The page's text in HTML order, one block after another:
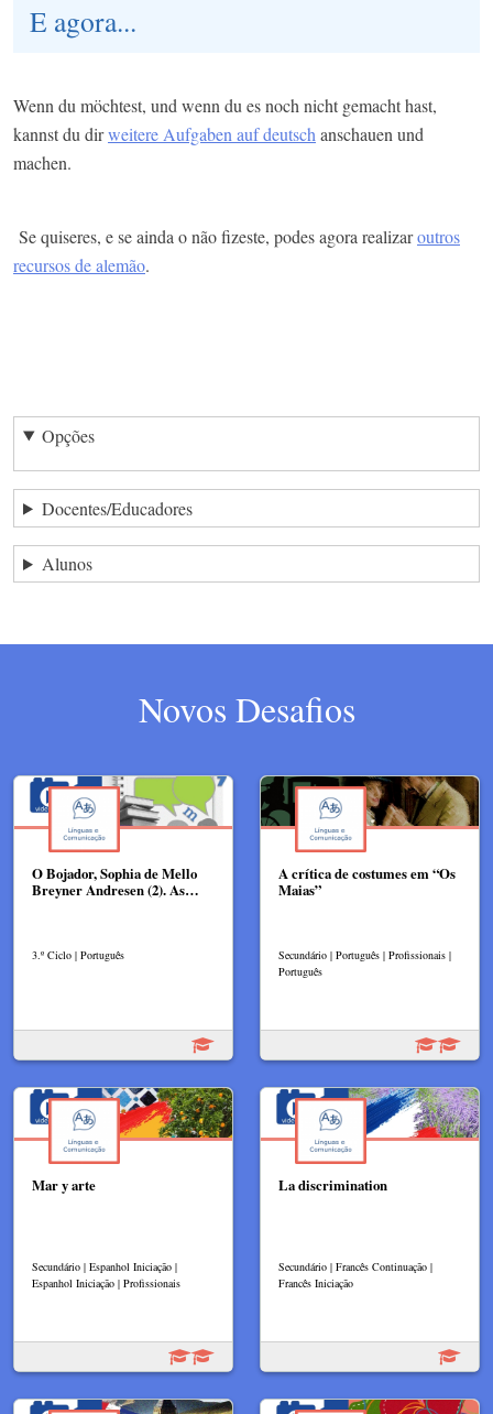
E agora...
Wenn du möchtest, und wenn du es noch nicht gemacht hast,
kannst du dirweitere Aufgaben auf deutsch anschauen und
machen.
Se quiseres, e se ainda o não fizeste, podes agora realizaroutros
recursos de alemão.
Opções
Docentes/Educadores
Alunos
Novos Desafios
O Bojador, Sophia de Mello
Breyner Andresen (2). As…
3.º Ciclo | Português
A crítica de costumes em “Os
Maias”
Secundário | Português | Profissionais |
Português
Mar y arte
Secundário | Espanhol Iniciação |
Espanhol Iniciação | Profissionais
La discrimination
Secundário | Francês Continuação |
Francês Iniciação